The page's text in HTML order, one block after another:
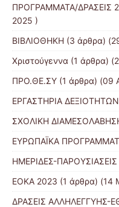
ΠΡΟΓΡΑΜΜΑΤΑ/ΔΡΑΣΕΙΣ
2025 )
ΒΙΒΛΙΟΘΗΚΗ (3 άρθρα)
Χριστούγεννα (1 άρθρα)
ΠΡΟ.ΘΕ.ΣΥ (1 άρθρα) (09
ΕΡΓΑΣΤΗΡΙΑ ΔΕΞΙΟΤΗΤΩΝ
ΣΧΟΛΙΚΗ
ΕΥΡΩΠΑΪΚΑ
ΗΜΕΡΙΔΕΣ-ΠΑΡΟΥΣΙΑΣΕΙΣ
ΕΟΚΑ 2023 (1 άρθρα) (14
ΔΡΑΣΕΙΣ ΑΛΛΗΛΕΓΓΥΗΣ-